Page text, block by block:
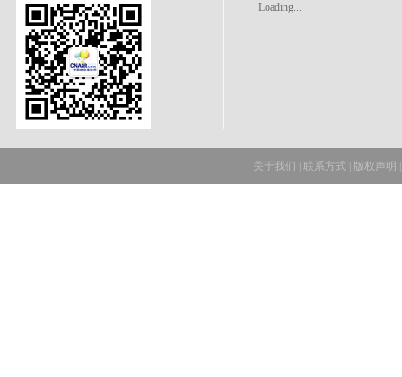
Loading...
关于我们 联系方式 版权声明